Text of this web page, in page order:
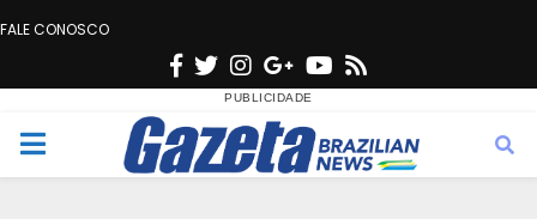
FALE CONOSCO
F
c
e
T
w
i
t
n
s
t
G
o
o
g
Y
u
t
s
M